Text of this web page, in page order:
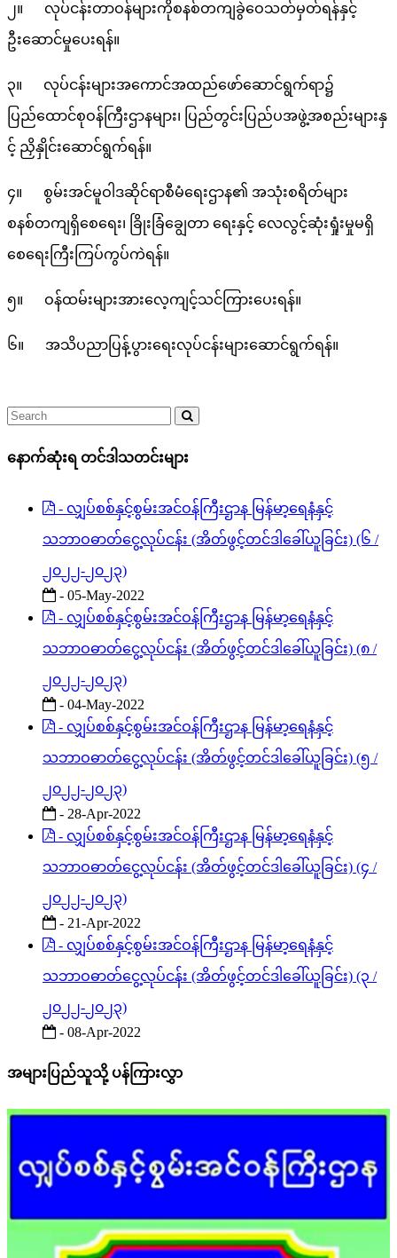
၂။ လုပ်ငန်းတာဝန်များကိုစနစ်တကျခွဲဝေသတ်မှတ်ရန်နှင့်
ဦးဆောင်မှုပေးရန်။
၃။ လုပ်ငန်းများအကောင်အထည်ဖော်ဆောင်ရွက်ရာ၌
ပြည်ထောင်စုဝန်ကြီးဌာနများ၊ ပြည်တွင်းပြည်ပအဖွဲ့အစည်းများနှ
င့် ညှိနှိုင်းဆောင်ရွက်ရန်။
၄။ စွမ်းအင်မူဝါဒဆိုင်ရာစီမံရေးဌာန၏ အသုံးစရိတ်များ
စနစ်တကျရှိစေရေး၊ ခြိုးခြံချွေတာ ရေးနှင့် လေလွင့်ဆုံးရှုံးမှုမရှိ
စေရေးကြီးကြပ်ကွပ်ကဲရန်။
၅။ ဝန်ထမ်းများအားလေ့ကျင့်သင်ကြားပေးရန်။
၆။ အသိပညာပြန့်ပွားရေးလုပ်ငန်းများဆောင်ရွက်ရန်။
နောက်ဆုံးရ တင်ဒါသတင်းများ
- လျှပ်စစ်နှင့်စွမ်းအင်ဝန်ကြီးဌာန မြန်မာ့ရေနံနှင့်
သဘာဝဓာတ်ငွေ့လုပ်ငန်း (အိတ်ဖွင့်တင်ဒါခေါ်ယူခြင်း) (၆ /
၂၀၂၂-၂၀၂၃)
- 05-May-2022
- လျှပ်စစ်နှင့်စွမ်းအင်ဝန်ကြီးဌာန မြန်မာ့ရေနံနှင့်
သဘာဝဓာတ်ငွေ့လုပ်ငန်း (အိတ်ဖွင့်တင်ဒါခေါ်ယူခြင်း) (၈ /
၂၀၂၂-၂၀၂၃)
- 04-May-2022
- လျှပ်စစ်နှင့်စွမ်းအင်ဝန်ကြီးဌာန မြန်မာ့ရေနံနှင့်
သဘာဝဓာတ်ငွေ့လုပ်ငန်း (အိတ်ဖွင့်တင်ဒါခေါ်ယူခြင်း) (၅ /
၂၀၂၂-၂၀၂၃)
- 28-Apr-2022
- လျှပ်စစ်နှင့်စွမ်းအင်ဝန်ကြီးဌာန မြန်မာ့ရေနံနှင့်
သဘာဝဓာတ်ငွေ့လုပ်ငန်း (အိတ်ဖွင့်တင်ဒါခေါ်ယူခြင်း) (၄ /
၂၀၂၂-၂၀၂၃)
- 21-Apr-2022
- လျှပ်စစ်နှင့်စွမ်းအင်ဝန်ကြီးဌာန မြန်မာ့ရေနံနှင့်
သဘာဝဓာတ်ငွေ့လုပ်ငန်း (အိတ်ဖွင့်တင်ဒါခေါ်ယူခြင်း) (၃ /
၂၀၂၂-၂၀၂၃)
- 08-Apr-2022
အများပြည်သူသို့ ပန်ကြားလွှာ